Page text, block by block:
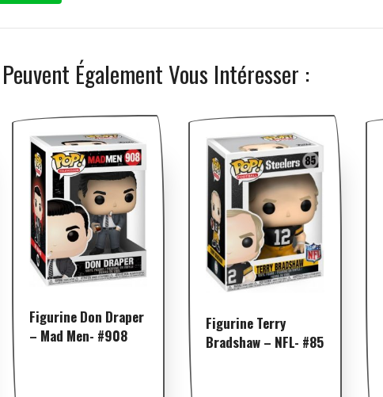
Également Vous Intéresser :
Figurine Don Draper
– Mad Men- #908
Figurine Terry
Bradshaw – NFL- #85